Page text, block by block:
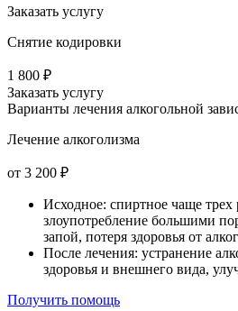
Заказать услугу
Снятие кодировки
1 800 ₽
Заказать услугу
Варианты лечения алкогольной
Лечение алкоголизма
от 3 200 ₽
Исходное: спиртное чаще трех
злоупотребление большими
запой, потеря здоровья от
После лечения: устранение
здоровья и внешнего вида,
Получить помощь